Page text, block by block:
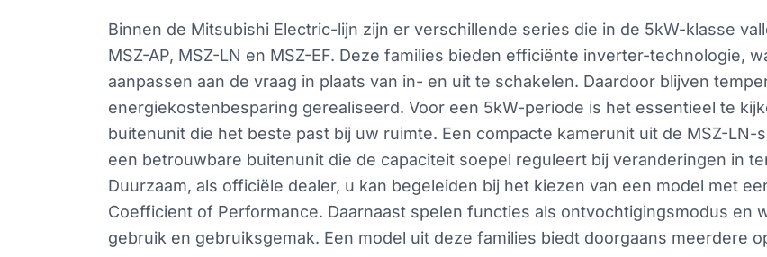
Binnen de Mitsubishi Electric-lijn zijn er verschillende series die in de 5kW-klasse
MSZ-AP, MSZ-LN en MSZ-EF. Deze families bieden efficiënte inverter-technologie,
aanpassen aan de vraag in plaats van in- en uit te schakelen. Daardoor blijven
energiekostenbesparing gerealiseerd. Voor een 5kW-periode is het essentieel te
buitenunit die het beste past bij uw ruimte. Een compacte kamerunit uit de MSZ-
een betrouwbare buitenunit die de capaciteit soepel reguleert bij veranderingen in
Duurzaam, als officiële dealer, u kan begeleiden bij het kiezen van een model met
Coefficient of Performance. Daarnaast spelen functies als ontvochtigingsmodus en
gebruik en gebruiksgemak. Een model uit deze families biedt doorgaans meerdere